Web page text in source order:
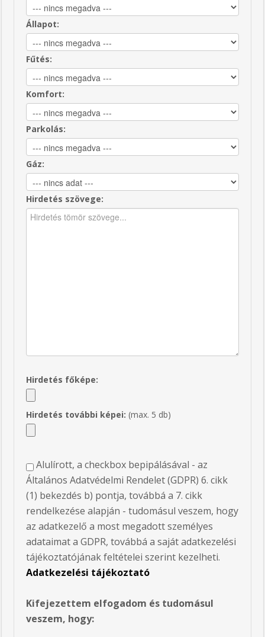
Állapot:
Fűtés:
Komfort:
Parkolás:
Gáz:
Hirdetés szövege:
Hirdetés főképe:
Hirdetés további képei: (max. 5 db)
Alulírott, a checkbox bepipálásával - az
Általános Adatvédelmi Rendelet (GDPR) 6. cikk
(1) bekezdés b) pontja, továbbá a 7. cikk
rendelkezése alapján - tudomásul veszem, hogy
az adatkezelő a most megadott személyes
adataimat a GDPR, továbbá a saját adatkezelési
tájékoztatójának feltételei szerint kezelheti.
Adatkezelési tájékoztató
Kifejezettem elfogadom és tudomásul
veszem, hogy: